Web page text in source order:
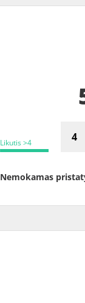
Likutis >4
Nemokamas